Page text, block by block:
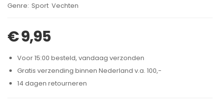
Brand:
Sport ,
Vechten
€9,95
Voor 15:00 besteld, vandaag verzonden
Gratis verzending binnen Nederland v.a. 100,-
14 dagen retourneren